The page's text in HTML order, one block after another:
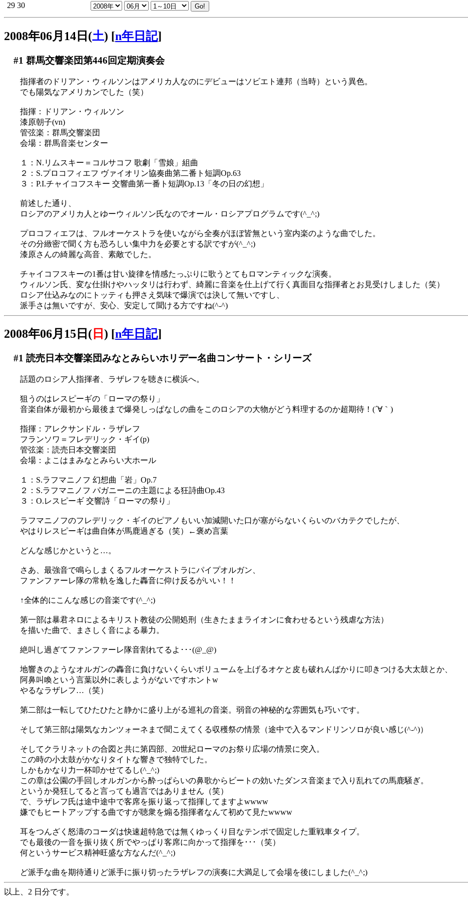
29 30
2008年06月14日(土) [n年日記]
#1 群馬交響楽団第446回定期演奏会
指揮者のドリアン・ウィルソンはアメリカ人なのにデビューはソビエト連邦（当時）という異色。
でも陽気なアメリカンでした（笑）
指揮：ドリアン・ウィルソン
漆原朝子(vn)
管弦楽：群馬交響楽団
会場：群馬音楽センター
１：N.リムスキー＝コルサコフ 歌劇「雪娘」組曲
２：S.プロコフィエフ ヴァイオリン協奏曲第二番ト短調Op.63
３：P.I.チャイコフスキー 交響曲第一番ト短調Op.13「冬の日の幻想」
前述した通り、
ロシアのアメリカ人とゆーウィルソン氏なのでオール・ロシアプログラムです(^_^;)
プロコフィエフは、フルオーケストラを使いながら全奏がほぼ皆無という室内楽のような曲でした。
その分緻密で聞く方も恐ろしい集中力を必要とする訳ですが(^_^;)
漆原さんの綺麗な高音、素敵でした。
チャイコフスキーの1番は甘い旋律を情感たっぷりに歌うとてもロマンティックな演奏。
ウィルソン氏、変な仕掛けやハッタリは行わず、綺麗に音楽を仕上げて行く真面目な指揮者とお見受けしました（笑）
ロシア仕込みなのにトッティも押さえ気味で爆演では決して無いですし、
派手さは無いですが、安心、安定して聞ける方ですね(^-^)
2008年06月15日( 日 ) [n年日記]
#1 読売日本交響楽団みなとみらいホリデー名曲コンサート・シリーズ
話題のロシア人指揮者、ラザレフを聴きに横浜へ。
狙うのはレスピーギの「ローマの祭り」
音楽自体が最初から最後まで爆発しっぱなしの曲をこのロシアの大物がどう料理するのか超期待！(´∀｀)
指揮：アレクサンドル・ラザレフ
フランソワ＝フレデリック・ギイ(p)
管弦楽：読売日本交響楽団
会場：よこはまみなとみらい大ホール
１：S.ラフマニノフ 幻想曲「岩」Op.7
２：S.ラフマニノフ パガニーニの主題による狂詩曲Op.43
３：O.レスピーギ 交響詩「ローマの祭り」
ラフマニノフのフレデリック・ギイのピアノもいい加減開いた口が塞がらないくらいのバカテクでしたが、
やはりレスピーギは曲自体が馬鹿過ぎる（笑）←褒め言葉
どんな感じかというと…。
さあ、最強音で鳴らしまくるフルオーケストラにパイプオルガン、
ファンファーレ隊の常軌を逸した轟音に仰け反るがいい！！
↑全体的にこんな感じの音楽です(^_^;)
第一部は暴君ネロによるキリスト教徒の公開処刑（生きたままライオンに食わせるという残虐な方法）
を描いた曲で、まさしく音による暴力。
絶叫し過ぎてファンファーレ隊音割れてるよ･･･(@_@)
地響きのようなオルガンの轟音に負けないくらいボリュームを上げるオケと皮も破れんばかりに叩きつける大太鼓とか、
阿鼻叫喚という言葉以外に表しようがないですホントw
やるなラザレフ…（笑）
第二部は一転してひたひたと静かに盛り上がる巡礼の音楽。弱音の神秘的な雰囲気も巧いです。
そして第三部は陽気なカンツォーネまで聞こえてくる収穫祭の情景（途中で入るマンドリンソロが良い感じ(^-^)）
そしてクラリネットの合図と共に第四部、20世紀ローマのお祭り広場の情景に突入。
この時の小太鼓がかなりタイトな響きで独特でした。
しかもかなり力一杯叩かせてるし(^_^;)
この章は公園の手回しオルガンから酔っぱらいの鼻歌からビートの効いたダンス音楽まで入り乱れての馬鹿騒ぎ。
というか発狂してると言っても過言ではありません（笑）
で、ラザレフ氏は途中途中で客席を振り返って指揮してますよwwww
嫌でもヒートアップする曲ですが聴衆を煽る指揮者なんて初めて見たwwww
耳をつんざく怒濤のコーダは快速超特急では無くゆっくり目なテンポで固定した重戦車タイプ。
でも最後の一音を振り抜く所でやっぱり客席に向かって指揮を･･･（笑）
何というサービス精神旺盛な方なんだ(^_^;)
ど派手な曲を期待通りど派手に振り切ったラザレフの演奏に大満足して会場を後にしました(^_^;)
以上、2 日分です。